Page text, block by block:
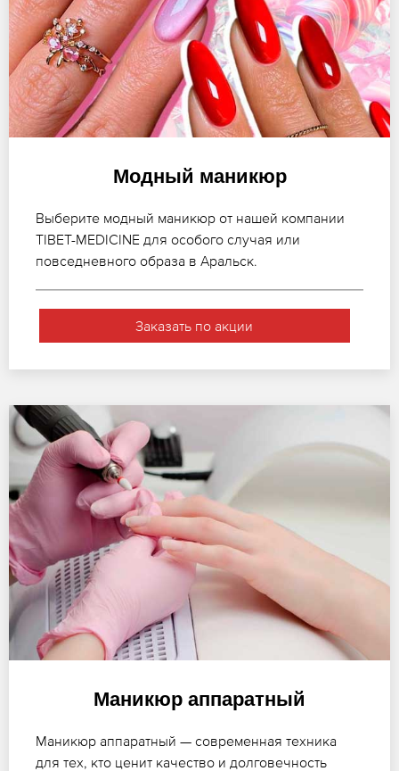
Модный маникюр
Выберите модный маникюр от нашей компании
TIBET-MEDICINE для особого случая или
повседневного образа в Аральск.
Заказать по акции
Маникюр аппаратный
Маникюр аппаратный — современная техника
для тех, кто ценит качество и долговечность